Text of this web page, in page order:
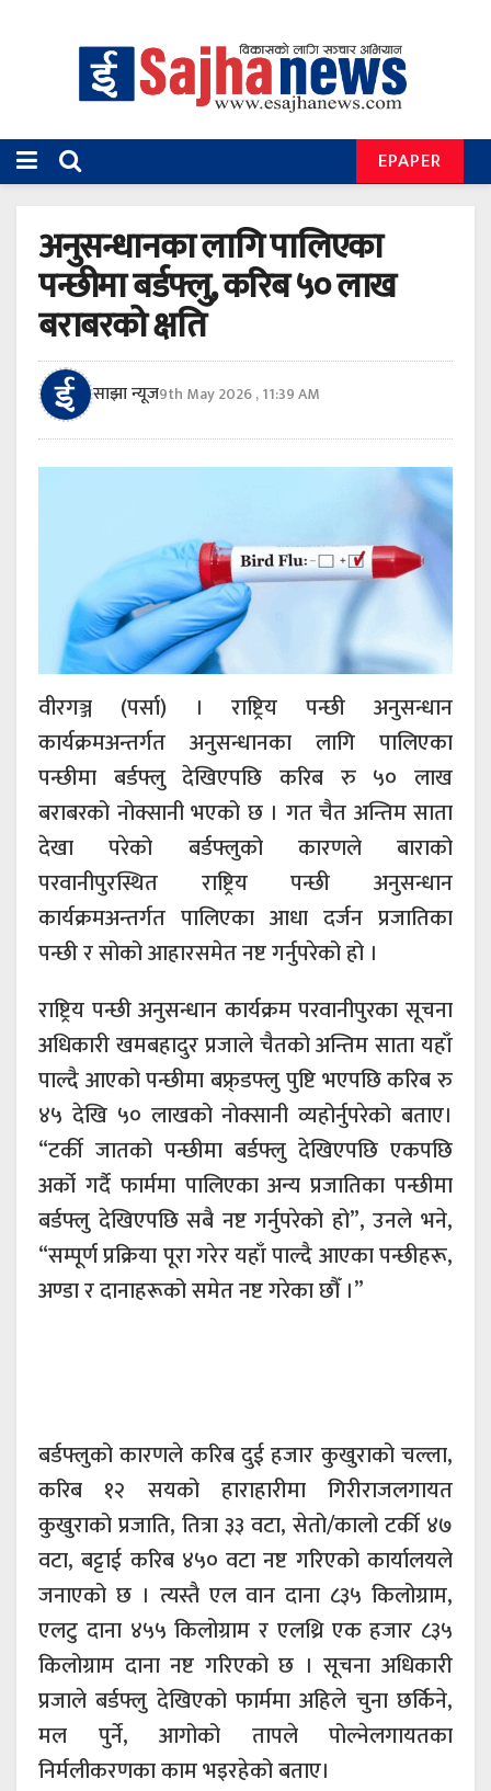
EPAPER
अनुसन्धानका लागि पालिएका
पन्छीमा बर्डफ्लु, करिब ५० लाख
बराबरको क्षति
साझा न्यूज9th May 2026 , 11:39 AM
वीरगञ्ज (पर्सा) । राष्ट्रिय पन्छी अनुसन्धान
कार्यक्रमअन्तर्गत अनुसन्धानका लागि पालिएका
पन्छीमा बर्डफ्लु देखिएपछि करिब रु ५० लाख
बराबरको नोक्सानी भएको छ । गत चैत अन्तिम साता
देखा परेको बर्डफ्लुको कारणले बाराको
परवानीपुरस्थित राष्ट्रिय पन्छी अनुसन्धान
कार्यक्रमअन्तर्गत पालिएका आधा दर्जन प्रजातिका
पन्छी र सोको आहारसमेत नष्ट गर्नुपरेको हो ।
राष्ट्रिय पन्छी अनुसन्धान कार्यक्रम परवानीपुरका सूचना
अधिकारी खमबहादुर प्रजाले चैतको अन्तिम साता यहाँ
पाल्दै आएको पन्छीमा बफ्र्डफ्लु पुष्टि भएपछि करिब रु
४५ देखि ५० लाखको नोक्सानी व्यहोर्नुपरेको बताए।
“टर्की जातको पन्छीमा बर्डफ्लु देखिएपछि एकपछि
अर्को गर्दै फार्ममा पालिएका अन्य प्रजातिका पन्छीमा
बर्डफ्लु देखिएपछि सबै नष्ट गर्नुपरेको हो”, उनले भने,
“सम्पूर्ण प्रक्रिया पूरा गरेर यहाँ पाल्दै आएका पन्छीहरू,
अण्डा र दानाहरूको समेत नष्ट गरेका छौँ ।”
बर्डफ्लुको कारणले करिब दुई हजार कुखुराको चल्ला,
करिब १२ सयको हाराहारीमा गिरीराजलगायत
कुखुराको प्रजाति, तित्रा ३३ वटा, सेतो/कालो टर्की ४७
वटा, बट्टाई करिब ४५० वटा नष्ट गरिएको कार्यालयले
जनाएको छ । त्यस्तै एल वान दाना ८३५ किलोग्राम,
एलटु दाना ४५५ किलोग्राम र एलथ्रि एक हजार ८३५
किलोग्राम दाना नष्ट गरिएको छ । सूचना अधिकारी
प्रजाले बर्डफ्लु देखिएको फार्ममा अहिले चुना छर्किने,
मल पुर्ने, आगोको तापले पोल्नेलगायतका
निर्मलीकरणका काम भइरहेको बताए।